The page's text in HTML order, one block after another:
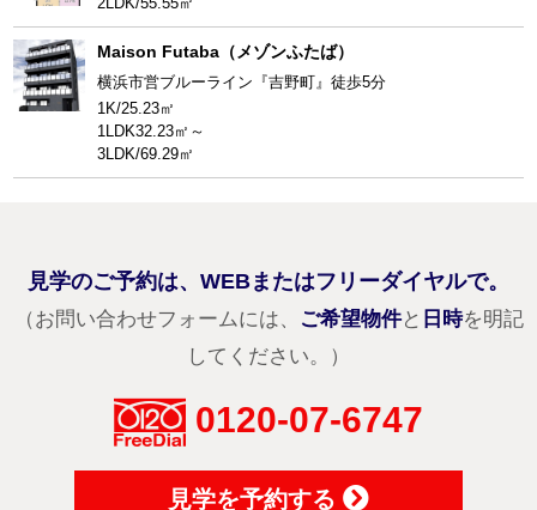
Maison Futaba（メゾンふたば）
横浜市営ブルーライン『吉野町』徒歩5分
1K/25.23㎡
1LDK32.23㎡～
3LDK/69.29㎡
見学のご予約は、WEBまたはフリーダイヤルで。
（お問い合わせフォームには、
ご希望物件と 日時を明記
してください。）
0120-07-6747
見学を予約する